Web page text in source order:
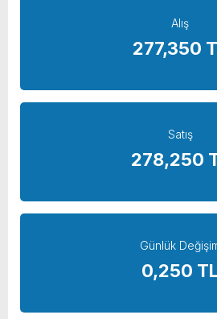
yeni özellikler belli olduAlış
277,350
Satış
278,250
Günlük
0,250 TL